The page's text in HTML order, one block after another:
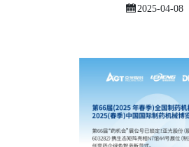
2025-04-08